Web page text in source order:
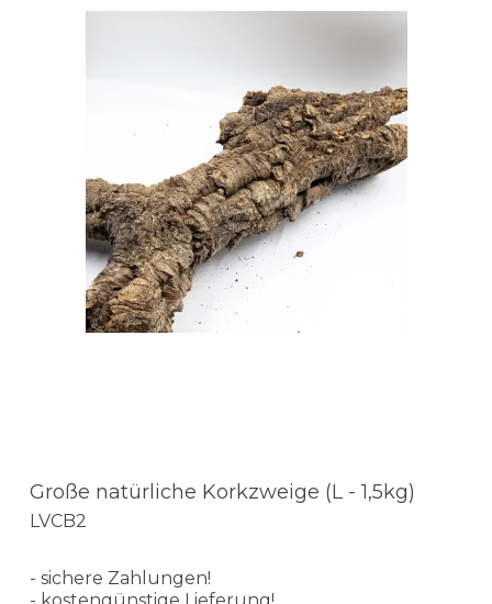
Große natürliche Korkzweige (L - 1,5kg)
LVCB2
- sichere Zahlungen!